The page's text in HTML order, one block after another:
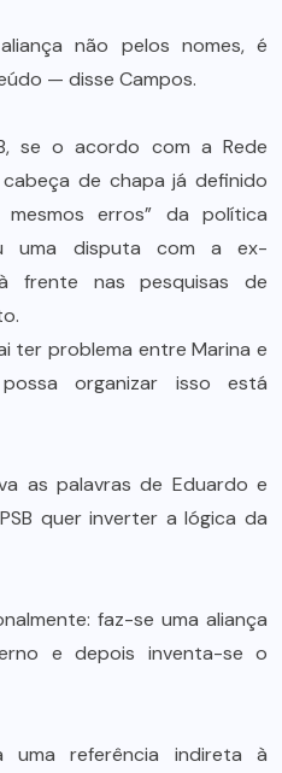
não pelos nomes, é
— disse Campos.
se o acordo com a Rede
de chapa já definido
erros” da política
uma disputa com a ex-
frente nas pesquisas de
ter problema entre Marina e
organizar isso está
as palavras de Eduardo e
quer inverter a lógica da
faz-se uma aliança
e depois inventa-se o
uma referência indireta à